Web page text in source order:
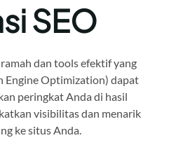
SEO
dan tools efektif yang
Engine Optimization) dapat
peringkat Anda di hasil
visibilitas dan menarik
ke situs Anda.